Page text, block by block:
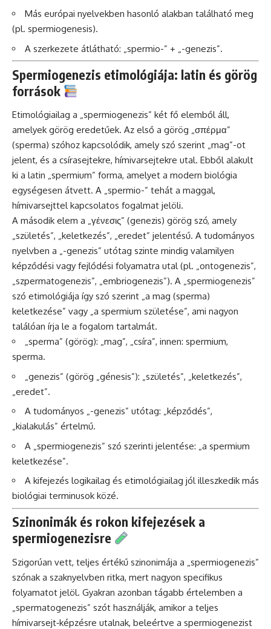
Más európai nyelvekben hasonló alakban található meg
(pl. spermiogenesis).
A szerkezete átlátható: „spermio-” + „-genezis”.
Spermiogenezis etimológiája: latin és görög
források
Etimológiailag a „spermiogenezis” két fő elemből áll,
amelyek görög eredetűek. Az első a görög „σπέρμα”
(sperma) szóhoz kapcsolódik, amely szó szerint „mag”-ot
jelent, és a csírasejtekre, hímivarsejtekre utal. Ebből alakult
ki a latin „spermium” forma, amelyet a modern biológia
egységesen átvett. A „spermio-” tehát a maggal,
hímivarsejttel kapcsolatos fogalmat jelöli.
A második elem a „γένεσις” (genezis) görög szó, amely
„születés”, „keletkezés”, „eredet” jelentésű. A tudományos
nyelvben a „-genezis” utótag szinte mindig valamilyen
képződési vagy fejlődési folyamatra utal (pl. „ontogenezis”,
„szpermatogenezis”, „embriogenezis”). A „spermiogenezis”
szó etimológiája így szó szerint „a mag (sperma)
keletkezése” vagy „a spermium születése”, ami nagyon
találóan írja le a fogalom tartalmát.
„sperma” (görög): „mag”, „csíra”, innen: spermium,
sperma.
„genezis” (görög „génesis”): „születés”, „keletkezés”,
„eredet”.
A tudományos „-genezis” utótag: „képződés”,
„kialakulás” értelmű.
A „spermiogenezis” szó szerinti jelentése: „a spermium
keletkezése”.
A kifejezés logikailag és etimológiailag jól illeszkedik más
biológiai terminusok közé.
Szinonimák és rokon kifejezések a
spermiogenezisre
Szigorúan vett, teljes értékű szinonimája a „spermiogenezis”
szónak a szaknyelvben ritka, mert nagyon specifikus
folyamatot jelöl. Gyakran azonban tágabb értelemben a
„spermatogenezis” szót használják, amikor a teljes
hímivarsejt‑képzésre utalnak, beleértve a spermiogenezist